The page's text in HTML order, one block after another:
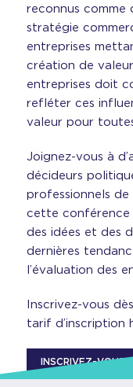
reconnus comme
stratégie
entreprises
création de
entreprises doit
refléter ces
valeur pour
Joignez-vous à
décideurs
professionnels de
cette
des idées et des
dernières
l’évaluation des
Inscrivez-vous
tarif d’inscription
INSCRIVEZ-VOUS